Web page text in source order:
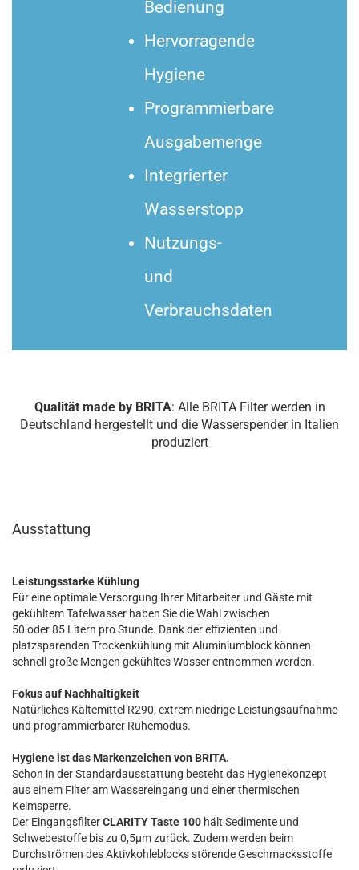
Bedienung
Hervorragende
Hygiene
Programmierbare
Ausgabemenge
Integrierter
Wasserstopp
Nutzungs-
und
Verbrauchsdaten
Qualität made by BRITA: Alle BRITA Filter werden in
Deutschland hergestellt und die Wasserspender in Italien
produziert
Ausstattung
Leistungsstarke Kühlung
Für eine optimale Versorgung Ihrer Mitarbeiter und Gäste mit
gekühltem Tafelwasser haben Sie die Wahl zwischen
50 oder 85 Litern pro Stunde. Dank der effizienten und
platzsparenden Trockenkühlung mit Aluminiumblock können
schnell große Mengen gekühltes Wasser entnommen werden.
Fokus auf Nachhaltigkeit
Natürliches Kältemittel R290, extrem niedrige Leistungsaufnahme
und programmierbarer Ruhemodus.
Hygiene ist das Markenzeichen von BRITA.
Schon in der Standardausstattung besteht das Hygienekonzept
aus einem Filter am Wassereingang und einer thermischen
Keimsperre.
Der EingangsfilterCLARITY Taste 100 hält Sedimente und
Schwebestoffe bis zu 0,5µm zurück. Zudem werden beim
Durchströmen des Aktivkohleblocks störende Geschmacksstoffe